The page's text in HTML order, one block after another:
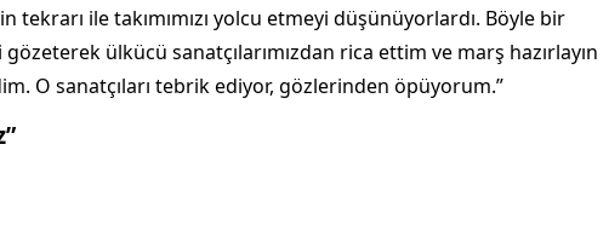
tekrarı ile takımımızı yolcu etmeyi düşünüyorlardı. Böyle bir
ülkücü sanatçılarımızdan rica ettim ve marş hazırlayın
O sanatçıları tebrik ediyor, gözlerinden öpüyorum.”